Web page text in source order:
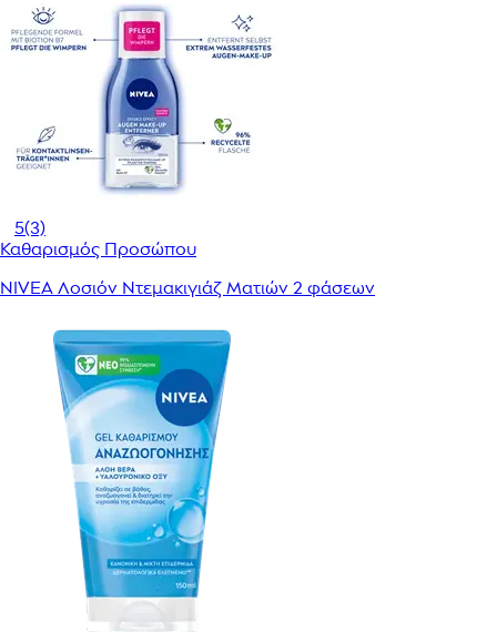
5(3)
Καθαρισμός Προσώπου
NIVEA Λοσιόν Ντεμακιγιάζ Ματιών 2 φάσεων